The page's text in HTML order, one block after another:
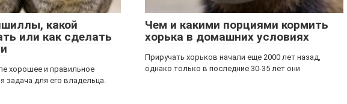
какой
или как сделать
хорошее и правильное
задача для его владельца.
Чем и какими порциями кормить
хорька в домашних условиях
Приручать хорьков начали еще 2000 лет назад,
однако только в последние 30-35 лет они